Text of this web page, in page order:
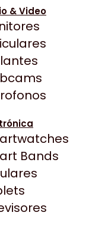
& Video
Bands
Gaming Point